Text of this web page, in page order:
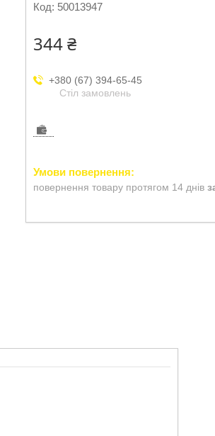
Код: 50013947
344 ₴
+380 (67) 394-65-45
Стіл замовлень
повернення товару протягом 14 днів